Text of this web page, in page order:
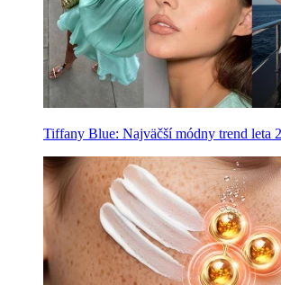
Tiffany Blue: Najväčší módny trend leta